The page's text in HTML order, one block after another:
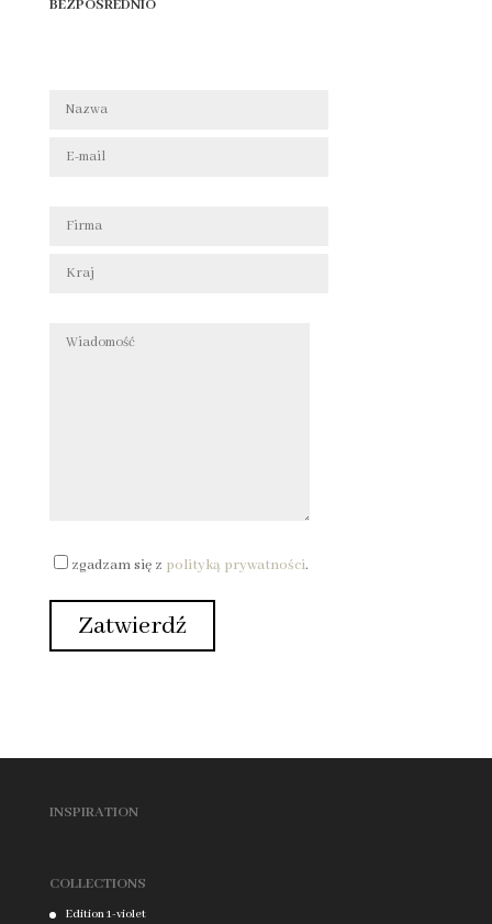
BEZPOŚREDNIO
zgadzam się z polityką prywatności.
INSPIRATION
COLLECTIONS
Edition 1-violet